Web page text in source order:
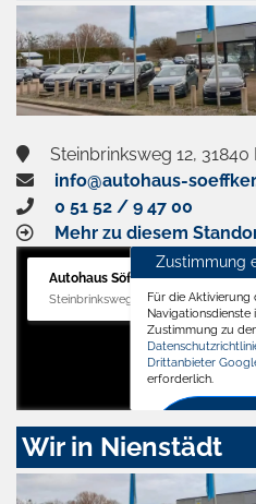
Steinbrinksweg 12,
info@autohaus-
0 51 52 / 9 47 00
Mehr zu diesem
Autohaus Söffker GmbH
Steinbrinksweg 12, 31840 Hessisch
Zustimmung
Für die Aktivierung
Navigationsdienste
Zustimmung zu
Drittanbieter
erforderlich.
Wir in Nienstädt